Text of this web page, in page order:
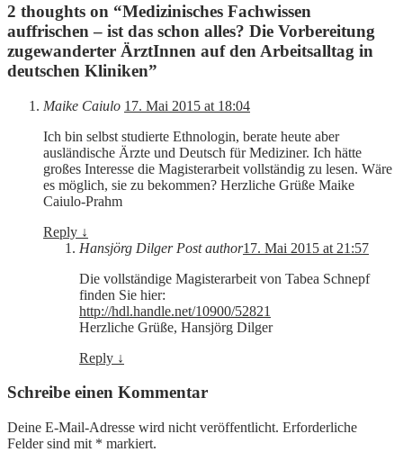
2 thoughts on “Medizinisches Fachwissen
auffrischen – ist das schon alles? Die Vorbereitung
zugewanderter ÄrztInnen auf den Arbeitsalltag in
deutschen Kliniken”
Maike Caiulo 17. Mai 2015 at 18:04
Ich bin selbst studierte Ethnologin, berate heute aber
ausländische Ärzte und Deutsch für Mediziner. Ich hätte
großes Interesse die Magisterarbeit vollständig zu lesen. Wäre
es möglich, sie zu bekommen? Herzliche Grüße Maike
Caiulo-Prahm
Reply ↓
Hansjörg Dilger Post author17. Mai 2015 at 21:57
Die vollständige Magisterarbeit von Tabea Schnepf
finden Sie hier:
http://hdl.handle.net/10900/52821
Herzliche Grüße, Hansjörg Dilger
Reply ↓
Schreibe einen Kommentar
Deine E-Mail-Adresse wird nicht veröffentlicht. Erforderliche
Felder sind mit * markiert.